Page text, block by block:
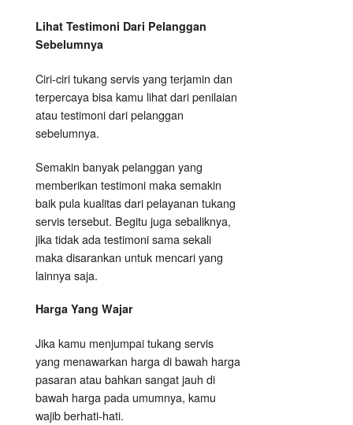
Lihat Testimoni Dari Pelanggan
Sebelumnya
Ciri-ciri tukang servis yang terjamin dan
terpercaya bisa kamu lihat dari penilaian
atau testimoni dari pelanggan
sebelumnya.
Semakin banyak pelanggan yang
memberikan testimoni maka semakin
baik pula kualitas dari pelayanan tukang
servis tersebut. Begitu juga sebaliknya,
jika tidak ada testimoni sama sekali
maka disarankan untuk mencari yang
lainnya saja.
Harga Yang Wajar
Jika kamu menjumpai tukang servis
yang menawarkan harga di bawah harga
pasaran atau bahkan sangat jauh di
bawah harga pada umumnya, kamu
wajib berhati-hati.